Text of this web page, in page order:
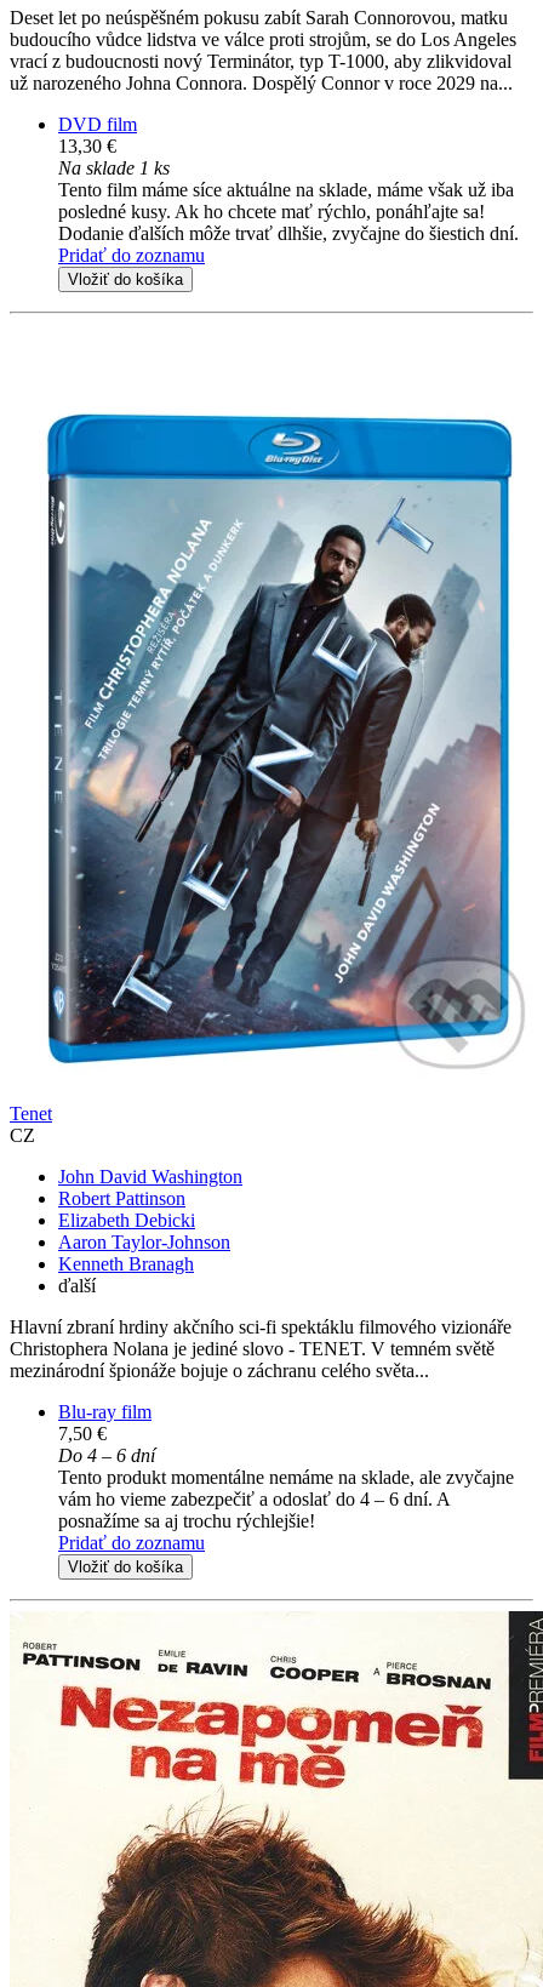
Deset let po neúspěšném pokusu zabít Sarah Connorovou, matku
budoucího vůdce lidstva ve válce proti strojům, se do Los Angeles
vrací z budoucnosti nový Terminátor, typ T-1000, aby zlikvidoval
už narozeného Johna Connora. Dospělý Connor v roce 2029 na...
DVD film
13,30 €
Na sklade 1 ks
Tento film máme síce aktuálne na sklade, máme však už iba
posledné kusy. Ak ho chcete mať rýchlo, ponáhľajte sa!
Dodanie ďalších môže trvať dlhšie, zvyčajne do šiestich dní.
Pridať do zoznamu
Vložiť do košíka
Tenet
CZ
John David Washington
Robert Pattinson
Elizabeth Debicki
Aaron Taylor-Johnson
Kenneth Branagh
ďalší
Hlavní zbraní hrdiny akčního sci-fi spektáklu filmového vizionáře
Christophera Nolana je jediné slovo - TENET. V temném světě
mezinárodní špionáže bojuje o záchranu celého světa...
Blu-ray film
7,50 €
Do 4 – 6 dní
Tento produkt momentálne nemáme na sklade, ale zvyčajne
vám ho vieme zabezpečiť a odoslať do 4 – 6 dní. A
posnažíme sa aj trochu rýchlejšie!
Pridať do zoznamu
Vložiť do košíka